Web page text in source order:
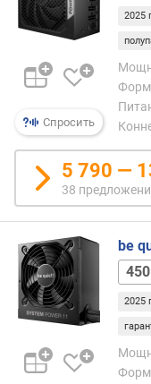
е
ш
в
ы
к
д
р
м
о
т
д
о
р
Спросить
2025
5 790 —
38
be
550
650
2025